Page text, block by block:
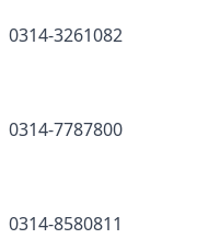
0314-3261082
0314-7787800
0314-8580811